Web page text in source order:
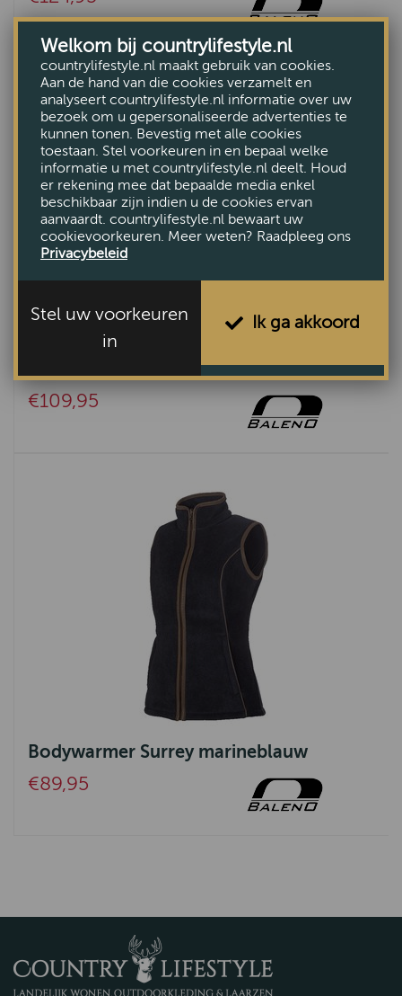
Dames bodywarmer Middleton
€109,95
Bodywarmer Surrey marineblauw
€89,95
Welkom bij countrylifestyle.nl
countrylifestyle.nl maakt gebruik van cookies.
Aan de hand van die cookies verzamelt en
analyseert countrylifestyle.nl informatie over uw
bezoek om u gepersonaliseerde advertenties te
kunnen tonen. Bevestig met alle cookies
toestaan. Stel voorkeuren in en bepaal welke
informatie u met countrylifestyle.nl deelt. Houd
er rekening mee dat bepaalde media enkel
beschikbaar zijn indien u de cookies ervan
aanvaardt. countrylifestyle.nl bewaart uw
cookievoorkeuren. Meer weten? Raadpleeg ons
Privacybeleid
Stel uw voorkeuren
in
Ik ga akkoord